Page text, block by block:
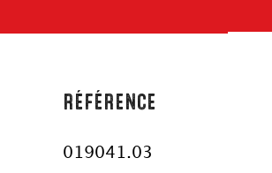
RÉFÉRENCE
019041.03